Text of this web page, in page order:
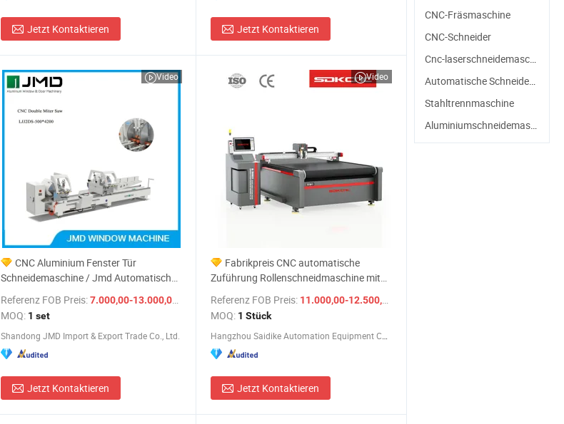
Jetzt Kontaktieren Jetzt Kontaktieren
Video
CNC Aluminium Fenster Tür
Schneidemaschine / Jmd Automatische
Aluminium Schneidemaschine mit
erschwinglichem Preis Fenster Tür
Herstellungsmaschine Aluminium
Fenster Maschine
Referenz FOB Preis:7.000,00-13.000,00 $
MOQ: 1 set
Shandong JMD Import & Export Trade Co., Ltd.
Jetzt Kontaktieren
Video
Fabrikpreis CNC automatische
Zuführung Rollenschneidmaschine mit
oszillierendem Messer für mehrlagiges
Leder, Stoff, Gummi, Papier, Bekleidung,
Tapete, Kohlenstofffaser, digitale
Schneidemaschine
Referenz FOB Preis: 11.000,00-12.500,00 $
MOQ: 1 Stück
Jetzt Kontaktieren
CNC-Fräsmaschine
CNC-Schneider
Cnc-laserschneidemaschine
Automatische Schneidemaschine
Stahltrennmaschine
Aluminiumschneidemaschine